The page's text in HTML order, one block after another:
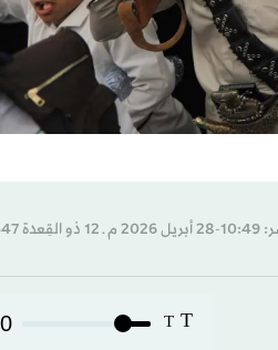
12 ذو القِعدة 1447 هـ
T
T